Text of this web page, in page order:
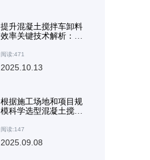
提升混凝土搅拌车卸料
效率关键技术解析：铰
势详解
阅读:471
2025.10.13
根据施工场地和项目规
模科学选型混凝土搅拌
阅读:147
2025.09.08